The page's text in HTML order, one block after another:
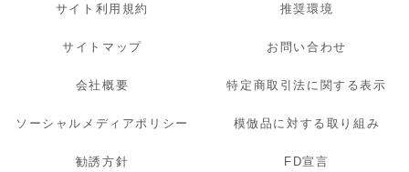
サイト利用規約 推奨環境
サイトマップ お問い合わせ
会社概要 特定商取引法に関する表示
ソーシャルメディアポリシー 模倣品に対する取り組み
勧誘方針 FD宣言